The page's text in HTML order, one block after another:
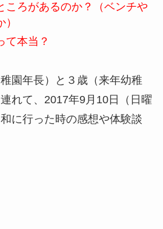
ころがあるのか？（ベンチや
て本当？
園年長）と３歳（来年幼稚
れて、2017年9月10日（日曜
に行った時の感想や体験談